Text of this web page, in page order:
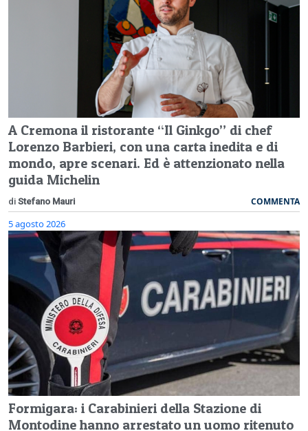
A Cremona il ristorante “Il Ginkgo” di chef
Lorenzo Barbieri, con una carta inedita e di
mondo, apre scenari. Ed è attenzionato nella
guida Michelin
di Stefano Mauri COMMENTA
5 agosto 2026
Formigara: i Carabinieri della Stazione di
Montodine hanno arrestato un uomo ritenuto